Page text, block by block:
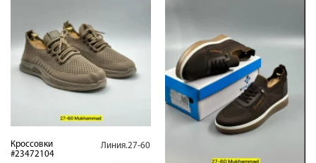
Кроссовки
#23472104
Линия.27-60